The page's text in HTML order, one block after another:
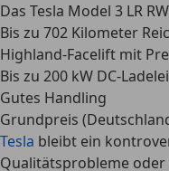
Das Tesla Model 3 LR
Bis zu 702 Kilometer
Highland-Facelift mit
Bis zu 200 kW DC-
Gutes Handling
Grundpreis
Tesla bleibt ein
Qualitätsprobleme